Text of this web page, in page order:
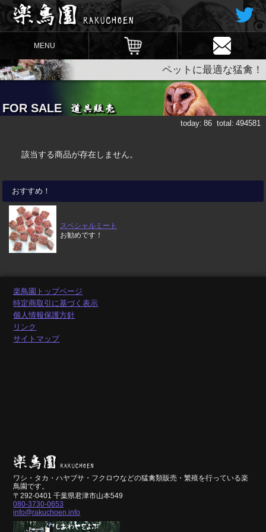
MENU
ペットに最適な猛禽！
FOR SALE
today: 86 total: 494581
該当する商品が存在しません。
おすすめ！
スペシャルミート
お勧めです！
楽鳥園トップページ
特定商取引に基づく表示
個人情報保護方針
リンク
サイトマップ
ワシ・タカ・ハヤブサ・フクロウなどの猛禽類販売・繁殖を行っている楽
鳥園です。
〒292-0401 千葉県君津市山本549
080-3730-0653
info@rakuchoen.info